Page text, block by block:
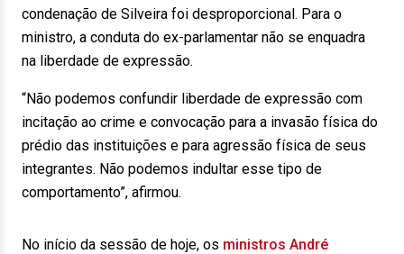
condenação de Silveira foi desproporcional. Para o
ministro, a conduta do ex-parlamentar não se enquadra
na liberdade de expressão.
“Não podemos confundir liberdade de expressão com
incitação ao crime e convocação para a invasão física do
prédio das instituições e para agressão física de seus
integrantes. Não podemos indultar esse tipo de
comportamento”, afirmou.
No início da sessão de hoje, os ministros André